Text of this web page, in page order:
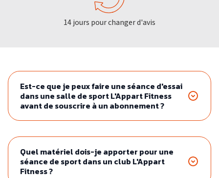
14 jours pour changer d'avis
Est-ce que je peux faire une séance d'essai
dans une salle de sport L'Appart Fitness
avant de souscrire à un abonnement ?
Quel matériel dois-je apporter pour une
séance de sport dans un club L'Appart
Fitness ?